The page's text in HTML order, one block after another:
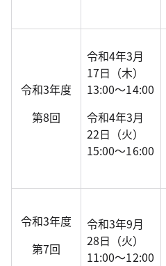
令和3年度
第8回
令和4年3月
17日（木）
13:00～14:00
令和4年3月
22日（火）
15:00～16:00
令和3年度
第7回
令和3年9月
28日（火）
11:00～12:00